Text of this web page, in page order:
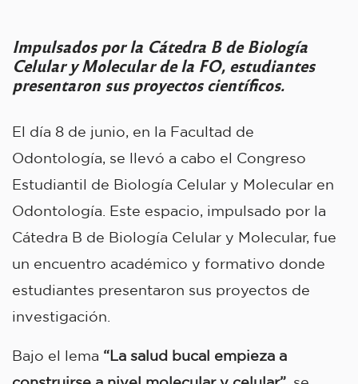
Impulsados por la Cátedra B de Biología
Celular y Molecular de la FO, estudiantes
presentaron sus proyectos científicos.
El día 8 de junio, en la Facultad de
Odontología, se llevó a cabo el Congreso
Estudiantil de Biología Celular y Molecular en
Odontología. Este espacio, impulsado por la
Cátedra B de Biología Celular y Molecular, fue
un encuentro académico y formativo donde
estudiantes presentaron sus proyectos de
investigación.
Bajo el lema “La salud bucal empieza a